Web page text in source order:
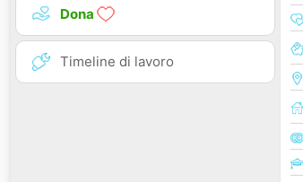
Dona
Timeline di lavoro